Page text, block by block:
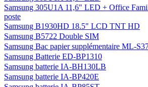
Samsung 305U1A 11,6" LED + Office
poste
Samsung B1930HD 18.5" LCD TNT HD
Samsung B5722 Double SIM
Samsung Bac papier supplémentaire ML-
Samsung Batterie ED-BP1310
Samsung batterie IA-BH130LB
Samsung batterie IA-BP420E